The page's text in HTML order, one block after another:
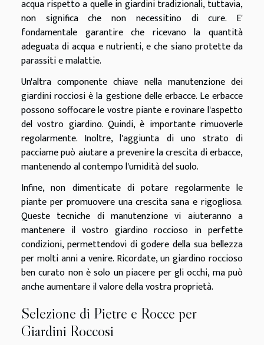
acqua rispetto a quelle in giardini tradizionali, tuttavia,
non significa che non necessitino di cure. E'
fondamentale garantire che ricevano la quantità
adeguata di acqua e nutrienti, e che siano protette da
parassiti e malattie.
Un'altra componente chiave nella manutenzione dei
giardini rocciosi è la gestione delle erbacce. Le erbacce
possono soffocare le vostre piante e rovinare l'aspetto
del vostro giardino. Quindi, è importante rimuoverle
regolarmente. Inoltre, l'aggiunta di uno strato di
pacciame può aiutare a prevenire la crescita di erbacce,
mantenendo al contempo l'umidità del suolo.
Infine, non dimenticate di potare regolarmente le
piante per promuovere una crescita sana e rigogliosa.
Queste tecniche di manutenzione vi aiuteranno a
mantenere il vostro giardino roccioso in perfette
condizioni, permettendovi di godere della sua bellezza
per molti anni a venire. Ricordate, un giardino roccioso
ben curato non è solo un piacere per gli occhi, ma può
anche aumentare il valore della vostra proprietà.
Selezione di Pietre e Rocce per
Giardini Roccosi